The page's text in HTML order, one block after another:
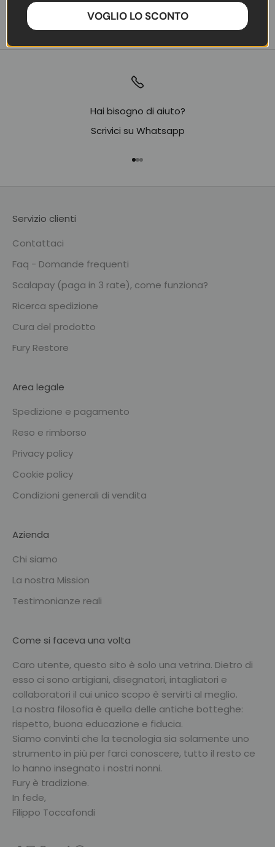
Hai bisogno di aiuto?
Scrivici su Whatsapp
Vai all'articolo 1
Vai all'articolo 2
Vai all'articolo 3
Servizio clienti
Contattaci
Faq - Domande frequenti
Scalapay (paga in 3 rate), come funziona?
Ricerca spedizione
Cura del prodotto
Fury Restore
Area legale
Spedizione e pagamento
Reso e rimborso
Privacy policy
Cookie policy
Condizioni generali di vendita
Azienda
Chi siamo
La nostra Mission
Testimonianze reali
Come si faceva una volta
Caro utente, questo sito è solo una vetrina. Dietro di
esso ci sono artigiani, disegnatori, intagliatori e
collaboratori il cui unico scopo è servirti al meglio.
La nostra filosofia è quella delle antiche botteghe:
rispetto, buona educazione e fiducia.
Siamo convinti che la tecnologia sia solamente uno
strumento in più per farci conoscere, tutto il resto ce
lo hanno insegnato i nostri nonni.
Fury è tradizione.
In fede,
Filippo Toccafondi
VOGLIO LO SCONTO